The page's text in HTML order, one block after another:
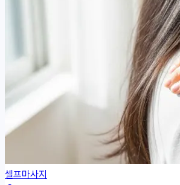
셀프마사지